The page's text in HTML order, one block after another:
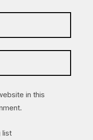
in this
list